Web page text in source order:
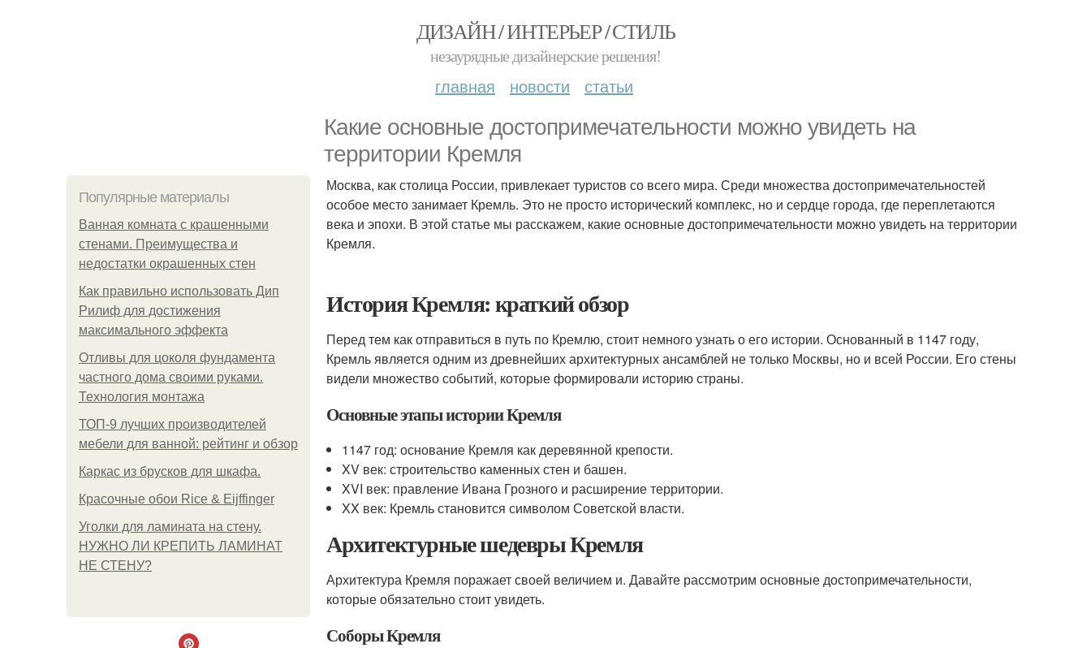
ДИЗАЙН / ИНТЕРЬЕР / СТИЛЬ
незаурядные дизайнерские решения!
главная новости статьи
Какие основные достопримечательности можно увидеть на
территории Кремля
Популярные материалы
Ванная комната с крашенными
стенами. Преимущества и
недостатки окрашенных стен
Как правильно использовать Дип
Рилиф для достижения
максимального эффекта
Отливы для цоколя фундамента
частного дома своими руками.
Технология монтажа
ТОП-9 лучших производителей
мебели для ванной: рейтинг и обзор
Каркас из брусков для шкафа.
Красочные обои Rice & Eijffinger
Уголки для ламината на стену.
НУЖНО ЛИ КРЕПИТЬ ЛАМИНАТ
НЕ СТЕНУ?
Москва, как столица России, привлекает туристов со всего мира. Среди множества достопримечательностей
особое место занимает Кремль. Это не просто исторический комплекс, но и сердце города, где переплетаются
века и эпохи. В этой статье мы расскажем, какие основные достопримечательности можно увидеть на территории
Кремля.
История Кремля: краткий обзор
Перед тем как отправиться в путь по Кремлю, стоит немного узнать о его истории. Основанный в 1147 году,
Кремль является одним из древнейших архитектурных ансамблей не только Москвы, но и всей России. Его стены
видели множество событий, которые формировали историю страны.
Основные этапы истории Кремля
1147 год: основание Кремля как деревянной крепости.
XV век: строительство каменных стен и башен.
XVI век: правление Ивана Грозного и расширение территории.
XX век: Кремль становится символом Советской власти.
Архитектурные шедевры Кремля
Архитектура Кремля поражает своей величием и. Давайте рассмотрим основные достопримечательности,
которые обязательно стоит увидеть.
Соборы Кремля